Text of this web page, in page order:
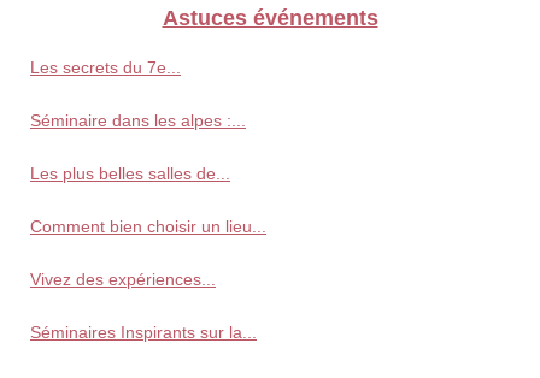
Astuces événements
Les secrets du 7e...
Séminaire dans les alpes :...
Les plus belles salles de...
Comment bien choisir un lieu...
Vivez des expériences...
Séminaires Inspirants sur la...